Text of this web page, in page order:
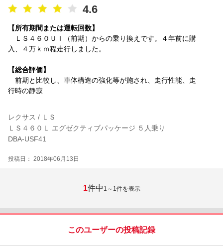
4.6
【所有期間または運転回数】
ＬＳ４６０ＵＩ（前期）からの乗り換えです。４年前に購
入、４万ｋｍ程走行しました。
【総合評価】
前期と比較し、車体構造の強化等が施され、走行性能、走
行時の静寂
レクサス / ＬＳ
ＬＳ４６０Ｌ エグゼクティブパッケージ ５人乗り
DBA-USF41
投稿日： 2018年06月13日
1件中 1～1件を表示
このユーザーの投稿記録